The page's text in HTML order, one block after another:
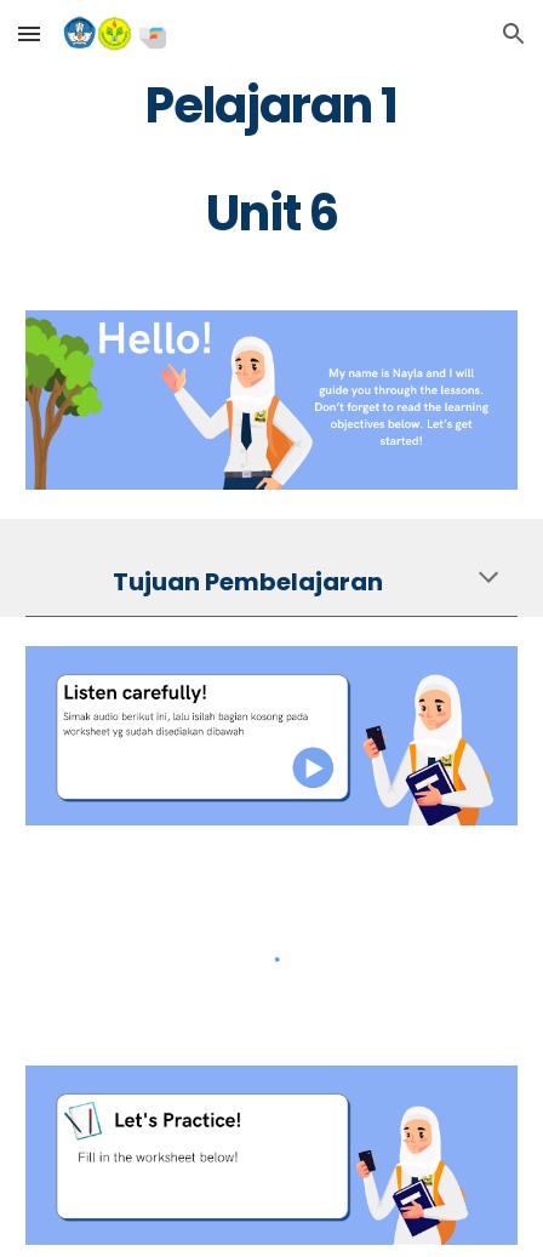
Skip to main content Skip to navigation
Pelajaran 1
Unit 6
Tujuan Pembelajaran